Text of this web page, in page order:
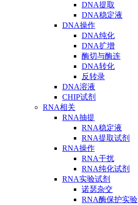
DNA提取
DNA稳定液
DNA操作
DNA纯化
DNA扩增
酶切与酶连
DNA转化
反转录
DNA溶液
CHIP试剂
RNA相关
RNA抽提
RNA稳定液
RNA提取试剂
RNA操作
RNA干扰
RNA纯化试剂
RNA实验试剂
诺瑟杂交
RNA酶保护实验